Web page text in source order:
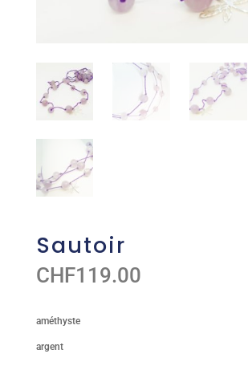
Sautoir
CHF119.00
améthyste
argent